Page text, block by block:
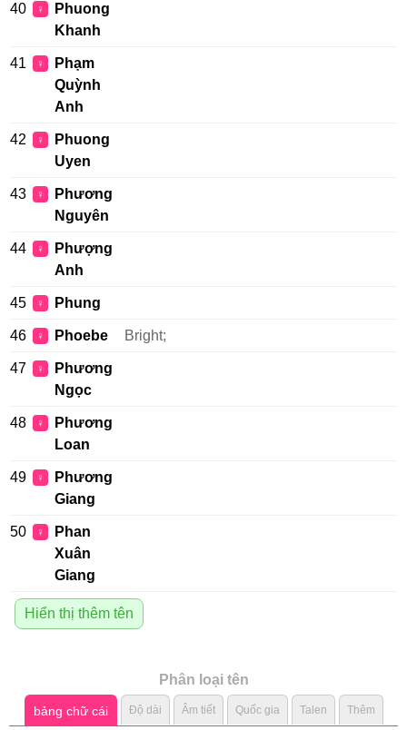
40 ♀
Phuong
Khanh
41 ♀
Phạm
Quỳnh
Anh
42 ♀
Phuong
Uyen
43 ♀
Phương
Nguyên
44 ♀
Phượng
Anh
45 ♀ Phung
46 ♀ Phoebe Bright;
47 ♀
Phương
Ngọc
48 ♀
Phương
Loan
49 ♀
Phương
Giang
50 ♀
Phan
Xuân
Giang
Hiển thị thêm tên
Phân loại tên
bảng chữ cái Độ dài Âm tiết Quốc gia Talen Thêm